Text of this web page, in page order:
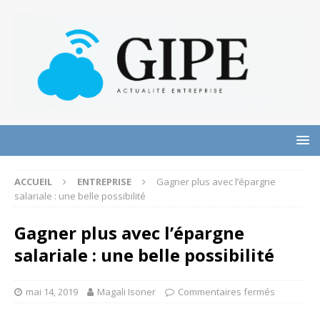
ACCUEIL ENTREPRISE
Gagner plus avec l’épargne
salariale : une belle possibilité
Gagner plus avec l’épargne
salariale : une belle possibilité
mai 14, 2019 Magali Isoner Commentaires fermés